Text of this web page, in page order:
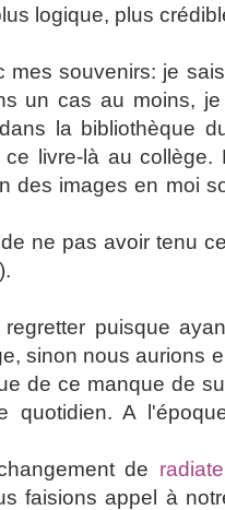
logique, plus
mes souvenirs: je
un cas au moins,
la bibliothèque
livre-là au
des images en moi
ne pas avoir tenu
puisque
sinon nous aurions
de ce manque de
quotidien. A
de
faisions appel à